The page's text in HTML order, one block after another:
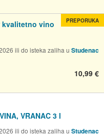
kvalitetno vino
ili do isteka zaliha u Studenac
10,99 €
PREPORUKA
VRANAC 3 l
ili do isteka zaliha u Studenac